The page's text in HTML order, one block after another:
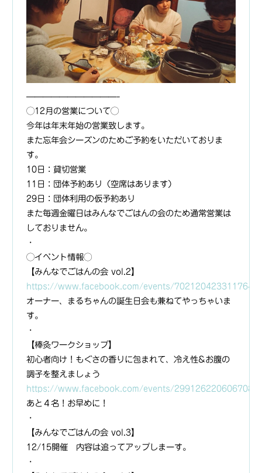
———————————-
◯12月の営業について◯
今年は年末年始の営業致します。
また忘年会シーズンのためご予約をいただいておりま
す。
10日：貸切営業
11日：団体予約あり（空席はあります）
29日：団体利用の仮予約あり
また毎週金曜日はみんなでごはんの会のため通常営業は
しておりません。
・
◯イベント情報◯
【みんなでごはんの会 vol.2】
https://www.facebook.com/events/702120423311764/
オーナー、まるちゃんの誕生日会も兼ねてやっちゃいま
す。
・
【棒灸ワークショップ】
初心者向け！もぐさの香りに包まれて、冷え性&お腹の
調子を整えましょう
https://www.facebook.com/events/299126220606708/
あと４名！お早めに！
・
【みんなでごはんの会 vol.3】
12/15開催 内容は追ってアップしまーす。
・